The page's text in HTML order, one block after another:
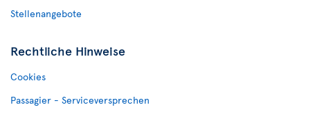
Stellenangebote
Rechtliche Hinweise
Cookies
Passagier - Serviceversprechen